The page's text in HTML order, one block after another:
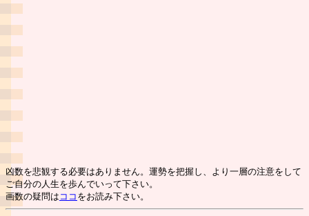
凶数を悲観する必要はありません。運勢を把握し、より一層の注意をして
ご自分の人生を歩んでいって下さい。
画数の疑問は ココ をお読み下さい。